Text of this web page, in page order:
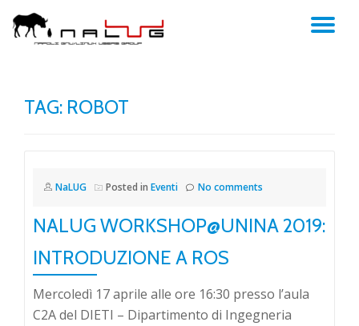
Skip
TAG: ROBOT
NaLUG Posted in Eventi No comments
NALUG WORKSHOP@UNINA 2019:
INTRODUZIONE A ROS
Mercoledì 17 aprile alle ore 16:30 presso l’aula
C2A del DIETI – Dipartimento di Ingegneria